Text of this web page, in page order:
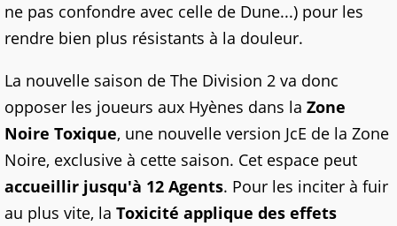
ne pas confondre avec celle de Dune...) pour les
rendre bien plus résistants à la douleur.
La nouvelle saison de The Division 2 va donc
opposer les joueurs aux Hyènes dans la Zone
Noire Toxique, une nouvelle version JcE de la Zone
Noire, exclusive à cette saison. Cet espace peut
accueillir jusqu'à 12 Agents. Pour les inciter à fuir
au plus vite, la Toxicité applique des effets